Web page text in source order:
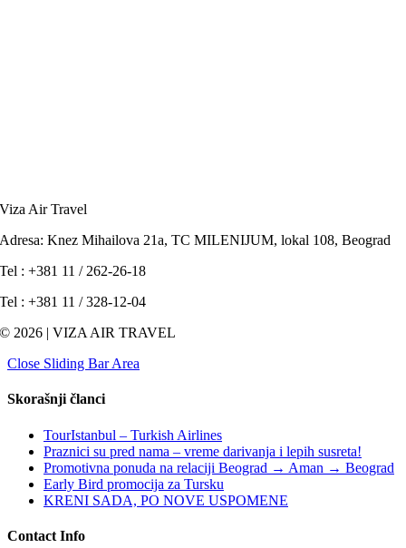
Viza Air Travel
Adresa: Knez Mihailova 21a, TC MILENIJUM, lokal 108, Beograd
Tel : +381 11 / 262-26-18
Tel : +381 11 / 328-12-04
© 2026 | VIZA AIR TRAVEL
Close Sliding Bar Area
Skorašnji članci
TourIstanbul – Turkish Airlines
Praznici su pred nama – vreme darivanja i lepih susreta!
Promotivna ponuda na relaciji Beograd → Aman → Beograd
Early Bird promocija za Tursku
KRENI SADA, PO NOVE USPOMENE
Contact Info